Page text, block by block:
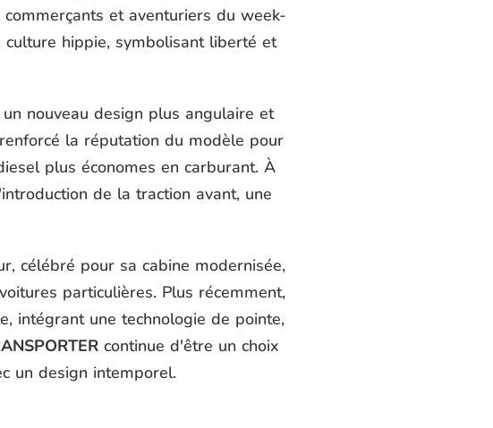
et aventuriers du week-
hippie, symbolisant liberté et
nouveau design plus angulaire et
la réputation du modèle pour
plus économes en carburant. À
de la traction avant, une
célébré pour sa cabine modernisée,
particulières. Plus récemment,
intégrant une technologie de pointe,
continue d'être un choix
un design intemporel.